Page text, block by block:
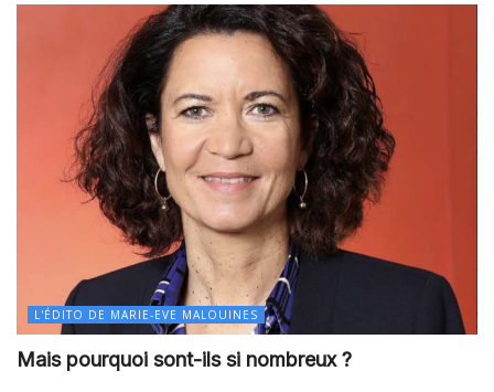
L'ÉDITO DE MARIE-EVE MALOUINES
Mais pourquoi sont-ils si nombreux ?